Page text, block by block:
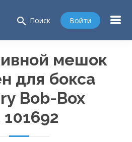
search Поиск Войти
мешок
для бокса
Bob-Box
101692